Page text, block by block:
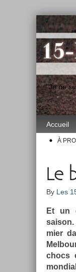
"Je ne
Accueil
À
Le
By Les
Et un
mi­er
chocs